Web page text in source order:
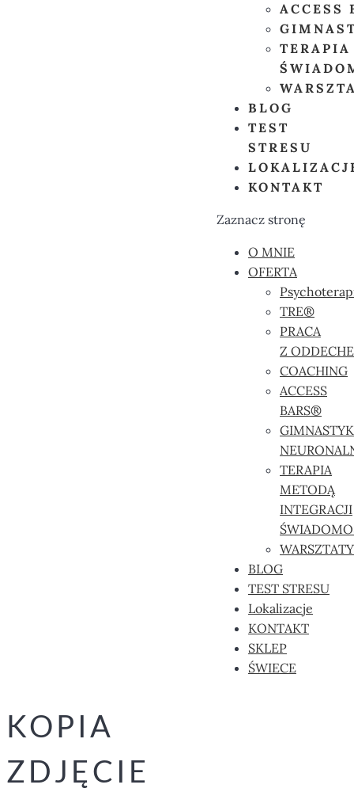
ACCESS
BLOG
TEST
STRESU
KONTAKT
Zaznacz stronę
O MNIE
OFERTA
TRE®
PRACA
Z
COACHING
ACCESS
BARS®
TERAPIA
METODĄ
INTEGRACJI
WARSZTATY
BLOG
TEST STRESU
Lokalizacje
KONTAKT
SKLEP
ŚWIECE
KOPIA
ZDJĘCIE